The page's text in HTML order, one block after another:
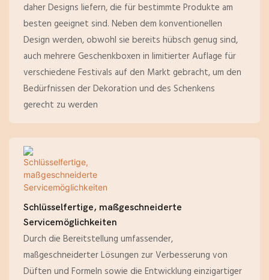
daher Designs liefern, die für bestimmte Produkte am
besten geeignet sind. Neben dem konventionellen
Design werden, obwohl sie bereits hübsch genug sind,
auch mehrere Geschenkboxen in limitierter Auflage für
verschiedene Festivals auf den Markt gebracht, um den
Bedürfnissen der Dekoration und des Schenkens
gerecht zu werden
Schlüsselfertige, maßgeschneiderte
Servicemöglichkeiten
Durch die Bereitstellung umfassender,
maßgeschneiderter Lösungen zur Verbesserung von
Düften und Formeln sowie die Entwicklung einzigartiger